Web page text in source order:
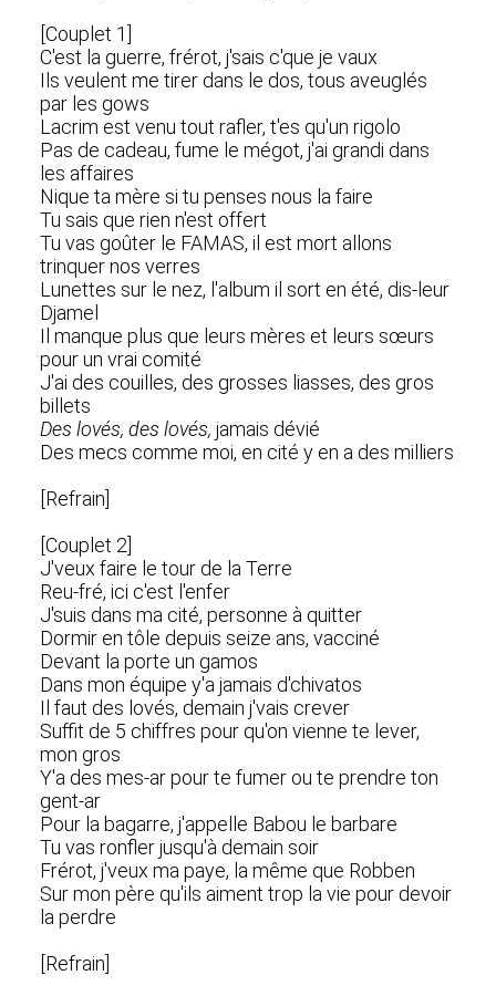
[Couplet 1]
C'est la guerre, frérot, j'sais c'que je vaux
Ils veulent me tirer dans le dos, tous aveuglés
par les gows
Lacrim est venu tout rafler, t'es qu'un rigolo
Pas de cadeau, fume le mégot, j'ai grandi dans
les affaires
Nique ta mère si tu penses nous la faire
Tu sais que rien n'est offert
Tu vas goûter le FAMAS, il est mort allons
trinquer nos verres
Lunettes sur le nez, l'album il sort en été, dis-leur
Djamel
Il manque plus que leurs mères et leurs sœurs
pour un vrai comité
J'ai des couilles, des grosses liasses, des gros
billets
Des lovés, des lovés, jamais dévié
Des mecs comme moi, en cité y en a des milliers
[Refrain]
[Couplet 2]
J'veux faire le tour de la Terre
Reu-fré, ici c'est l'enfer
J'suis dans ma cité, personne à quitter
Dormir en tôle depuis seize ans, vacciné
Devant la porte un gamos
Dans mon équipe y'a jamais d'chivatos
Il faut des lovés, demain j'vais crever
Suffit de 5 chiffres pour qu'on vienne te lever,
mon gros
Y'a des mes-ar pour te fumer ou te prendre ton
gent-ar
Pour la bagarre, j'appelle Babou le barbare
Tu vas ronfler jusqu'à demain soir
Frérot, j'veux ma paye, la même que Robben
Sur mon père qu'ils aiment trop la vie pour devoir
la perdre
[Refrain]